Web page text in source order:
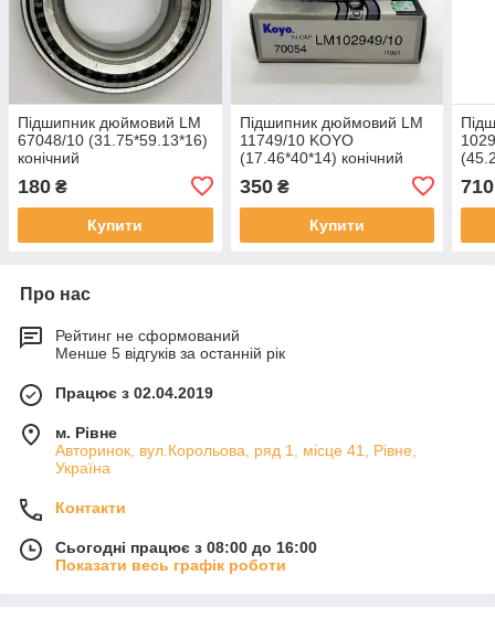
Підшипник дюймовий LM
67048/10 (31.75*59.13*16)
конічний
180 ₴
Купити
Підшипник дюймовий LM
11749/10 KOYO
(17.46*40*14) конічний
350₴
Купити
710
Про нас
Рейтинг не сформований
Менше 5 відгуків за останній рік
Працює з 02.04.2019
м. Рівне
Авторинок, вул.Корольова, ряд 1, місце 41, Рівне,
Україна
Контакти
Сьогодні працює з 08:00 до 16:00
Показати весь графік роботи